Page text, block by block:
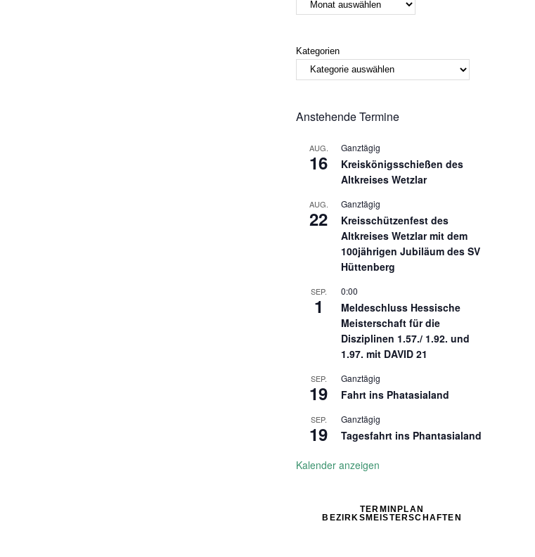
Kategorien
Anstehende Termine
AUG.
16
Ganztägig
Kreiskönigsschießen des
Altkreises Wetzlar
AUG.
22
Ganztägig
Kreisschützenfest des
Altkreises Wetzlar mit dem
100jährigen Jubiläum des SV
Hüttenberg
SEP.
1
0:00
Meldeschluss Hessische
Meisterschaft für die
Disziplinen 1.57./ 1.92. und
1.97. mit DAVID 21
SEP.
19
Ganztägig
Fahrt ins Phatasialand
SEP.
19
Ganztägig
Tagesfahrt ins Phantasialand
Kalender anzeigen
TERMINPLAN
BEZIRKSMEISTERSCHAFTEN